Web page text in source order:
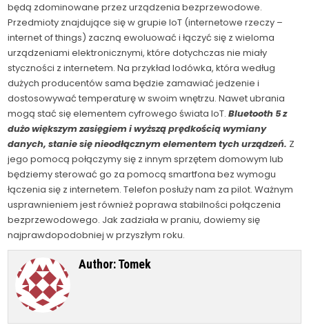
będą zdominowane przez urządzenia bezprzewodowe.
Przedmioty znajdujące się w grupie IoT (internetowe rzeczy –
internet of things) zaczną ewoluować i łączyć się z wieloma
urządzeniami elektronicznymi, które dotychczas nie miały
styczności z internetem. Na przykład lodówka, która według
dużych producentów sama będzie zamawiać jedzenie i
dostosowywać temperaturę w swoim wnętrzu. Nawet ubrania
mogą stać się elementem cyfrowego świata IoT.Bluetooth 5 z
dużo większym zasięgiem i wyższą prędkością wymiany
danych, stanie się nieodłącznym elementem tych urządzeń. Z
jego pomocą połączymy się z innym sprzętem domowym lub
będziemy sterować go za pomocą smartfona bez wymogu
łączenia się z internetem. Telefon posłuży nam za pilot. Ważnym
usprawnieniem jest również poprawa stabilności połączenia
bezprzewodowego. Jak zadziała w praniu, dowiemy się
najprawdopodobniej w przyszłym roku.
Author:Tomek